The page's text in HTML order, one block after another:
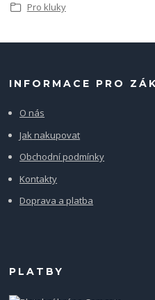
Pro kluky
INFORMACE PRO
O nás
Jak nakupovat
Obchodní podmínky
Kontakty
Doprava a platba
PLATBY